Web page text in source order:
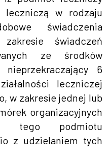
leczniczą w rodzaju
świadczenia
świadczeń
ze środków
6
leczniczej
w zakresie jednej lub
organizacyjnych
tego podmiotu
z udzielaniem tych